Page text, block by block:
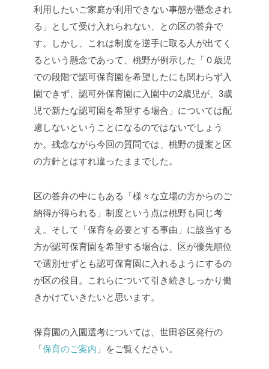
利用したいご家庭が利用できない事態が懸念され
る」として受け入れられない、との区の答弁で
す。しかし、これは制度を逆手に取る人が出てく
るという懸念であって、桃野が例示した「０歳児
での段階で認可保育園を希望したにも関わらず入
園できず、認可外保育園に入園中の2歳児が、 3歳
児で新たな認可園を希望する場合」については配
慮しないということになるのではないでしょう
か。残念ながら今回の質問では、桃野の提案と区
の方針とはすれ違ったままでした。
区の答弁の中にもある「様々な立場の方からのご
納得が得られる」制度という点は桃野も同じ考
え。そして「保育を必要とする事由」に該当する
方が認可保育園を希望する場合は、区が優先順位
で選別せずとも認可保育園に入れるようにするの
が区の役目。これらについて引き続きしっかり働
きかけていきたいと思います。
保育園の入園選考については、世田谷区発行の
「保育のご案内 」をご覧ください。